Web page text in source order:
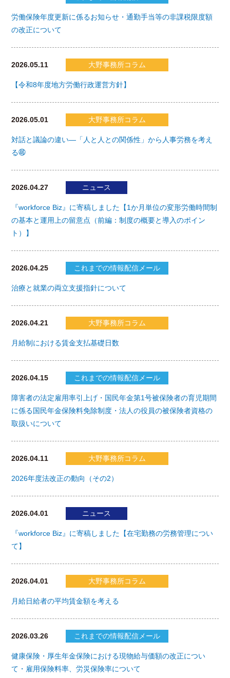
労働保険年度更新に係るお知らせ・通勤手当等の非課税限度額
の改正について
2026.05.11 大野事務所コラム
【令和8年度地方労働行政運営方針】
2026.05.01 大野事務所コラム
対話と議論の違い―「人と人との関係性」から人事労務を考え
る㊻
2026.04.27 ニュース
『workforce Biz』に寄稿しました【1か月単位の変形労働時間制
の基本と運用上の留意点（前編：制度の概要と導入のポイン
ト）】
2026.04.25 これまでの情報配信メール
治療と就業の両立支援指針について
2026.04.21 大野事務所コラム
月給制における賃金支払基礎日数
2026.04.15 これまでの情報配信メール
障害者の法定雇用率引上げ・国民年金第1号被保険者の育児期間
に係る国民年金保険料免除制度・法人の役員の被保険者資格の
取扱いについて
2026.04.11 大野事務所コラム
2026年度法改正の動向（その2）
2026.04.01 ニュース
『workforce Biz』に寄稿しました【在宅勤務の労務管理につい
て】
2026.04.01 大野事務所コラム
月給日給者の平均賃金額を考える
2026.03.26 これまでの情報配信メール
健康保険・厚生年金保険における現物給与価額の改正につい
て・雇用保険料率、労災保険率について